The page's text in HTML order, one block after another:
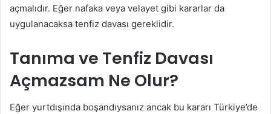
açmalıdır. Eğer nafaka veya velayet gibi kararlar da
uygulanacaksa tenfiz davası gereklidir.
Tanıma ve Tenfiz Davası
Açmazsam Ne Olur?
Eğer yurtdışında boşandıysanız ancak bu kararı Türkiye’de